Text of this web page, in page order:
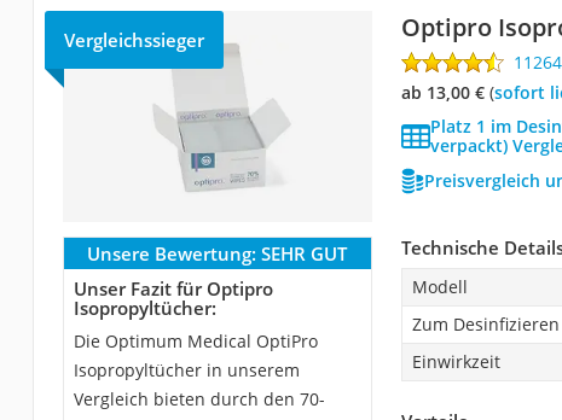
Vergleichssieger Optipro
ab 13,00 €( Sofort
Platz 1 im
verpackt)
Preisvergleich
Unsere Bewertung: SEHR GUT
Unser Fazit für Optipro
Isopropyltücher:
Die Optimum Medical OptiPro
Isopropyltücher in unserem
Vergleich bieten durch den 70-
Technische
Modell
Zum
Einwirkzeit